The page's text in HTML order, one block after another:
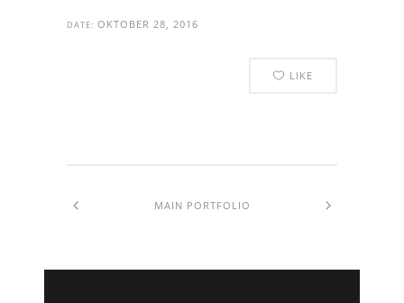
DATE: OKTOBER 28, 2016
LIKE
MAIN PORTFOLIO